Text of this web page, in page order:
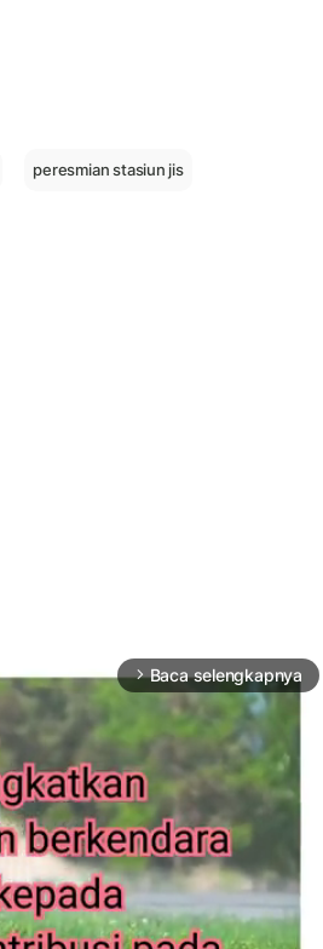
peresmian stasiun jis
arrow_forward_ios Baca selengkapnya